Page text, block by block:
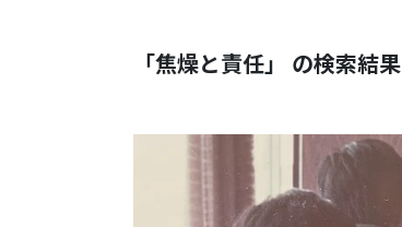
「焦燥と責任」 の検索結果